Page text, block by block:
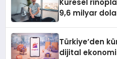
Küresel
9,6 milyar
Türkiye’den
dijital